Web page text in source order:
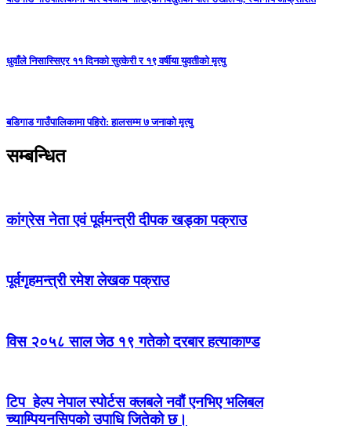
धुवाँले निसास्सिएर ११ दिनको सुत्केरी र १९ वर्षीया युवतीको मृत्यु
बडिगाड गाउँपालिकामा पहिरो: हालसम्म ७ जनाको मृत्यु
सम्बन्धित
कांग्रेस नेता एवं पूर्वमन्त्री दीपक खड्का पक्राउ
पूर्वगृहमन्त्री रमेश लेखक पक्राउ
विस २०५८ साल जेठ १९ गतेको दरबार हत्याकाण्ड
टिप हेल्प नेपाल स्पोर्टस क्लबले नवौं एनभिए भलिबल
च्याम्पियनसिपको उपाधि जितेको छ।